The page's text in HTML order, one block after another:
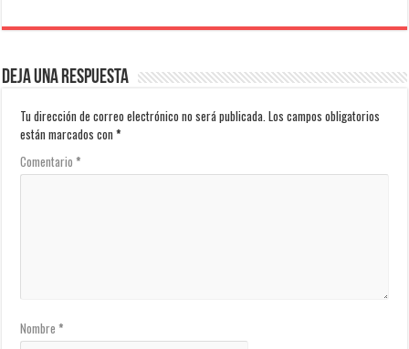
Deja una respuesta
Tu dirección de correo electrónico no será publicada. Los campos obligatorios
están marcados con*
Comentario*
Nombre*